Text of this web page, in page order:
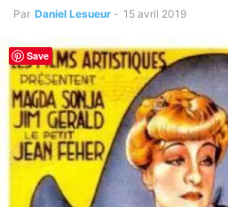
Par Daniel Lesueur - 15 avril 2019
Save